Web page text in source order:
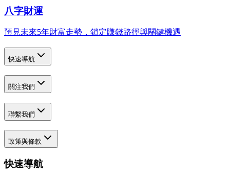
八字財運
預見未來5年財富走勢，鎖定賺錢路徑與關鍵機遇
快速導航
關注我們
聯繫我們
政策與條款
快速導航